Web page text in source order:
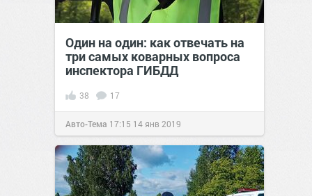
Один на один: как отвечать на
три самых коварных вопроса
инспектора ГИБДД
38 17
Авто-Тема 17:15 14 янв 2019